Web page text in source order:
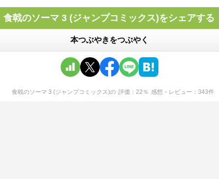
食戟のソーマ 3 (ジャンプコミックス)をシェアする
本つぶやきをつぶやく
食戟のソーマ 3 (ジャンプコミックス)の 評価 22 ％ 感想・レビュー 343件